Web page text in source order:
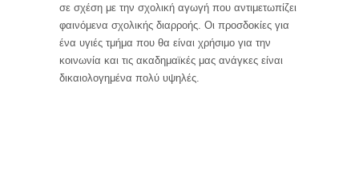
σε σχέση με την σχολική αγωγή που αντιμετωπίζει
φαινόμενα σχολικής διαρροής. Οι προσδοκίες για
ένα υγιές τμήμα που θα είναι χρήσιμο για την
κοινωνία και τις ακαδημαϊκές μας ανάγκες είναι
δικαιολογημένα πολύ υψηλές.